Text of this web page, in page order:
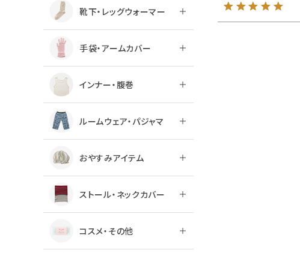
靴下・レッグウォーマー
手袋・アームカバー
インナー・腹巻
ルームウェア・パジャマ
おやすみアイテム
ストール・ネックカバー
コスメ・その他